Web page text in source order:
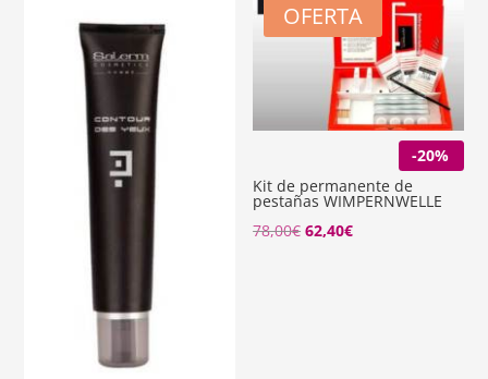
36,75€.33,08€.
OFERTA
-20%
Kit de permanente de
pestañas WIMPERNWELLE
78,00€ 62,40€